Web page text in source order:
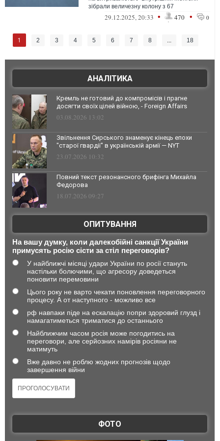
зібрали величезну колону з 67
електромобілів, щоб провести
наймасштабніший у світ...
29.12.2025, 20:33 • 470 • 0
1 2 3 4 5 6 7 8 ... 18
АНАЛІТИКА
Кремль не готовий до компромісів і прагне
досягти своїх цілей війною, - Foreign Affairs
03.08.2026 13:02
Звільнення Сирського знаменує кінець епохи
"старої гвардії" в українській армії — NYT
23.07.2026 10:32
Повний текст резонансного брифінга Михайла
Федорова
18.07.2026 09:27
ОПИТУВАННЯ
На вашу думку, коли далекобійні санкції України
примусять росію сісти за стіл переговорів?
У найближчі місяці удари України по росії стануть
настільки болючими, що агресору доведеться
поновити перемовини
Цього року не варто чекати поновлення переговорного
процесу. А от наступного - можливо все
рф навпаки піде на ескалацію попри здоровий глузд і
намагатиметься триматися до останнього
Найближчим часом росія може погодитись на
переговори, але серйозних намірів росіяни не
матимуть
Вже давно не роблю жодних прогнозів щодо
завершення війни
ФОТО